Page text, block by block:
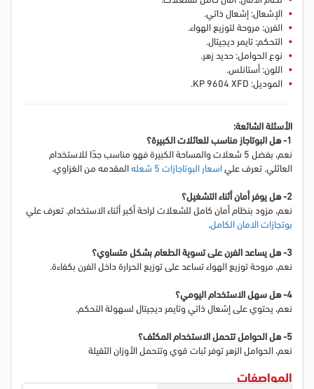
الإشعال: إشعال ذاتي.
الفرن: مروحة لتوزيع الهواء.
التحكم: تايمر ديجيتال.
نوع الحوامل: حديد زهر.
اللون: أستانلس.
الموديل: KP 9604 XFD.
الأسئلة الشائعة:
1- هل البوتاجاز مناسب للعائلات الكبيرة؟
نعم، بفضل 5 شعلات والمساحة الكبيرة فهو مناسب جدًا للاستخدام
العائلي.تعرف علياسعار البوتاجازات 5 شعله
المقدمه من الغزاوي.
2- هل يوفر أمان أثناء التشغيل؟
نعم، مزود بنظام أمان كامل للشعلات لراحة أكبر أثناء الاستخدام.تعرف علي
بوتجازات الامان الكامل.
3- هل يساعد الفرن على تسوية الطعام بشكل متساوي؟
نعم، مروحة توزيع الهواء تساعد على توزيع الحرارة داخل الفرن بكفاءة.
4- هل سهل الاستخدام اليومي؟
نعم، يحتوي على إشعال ذاتي وتايمر ديجيتال لسهولة التحكم.
5- هل الحوامل تتحمل الاستخدام المكثف؟
نعم، الحوامل الزهر توفر ثبات قوي وتتحمل الأوزان الثقيلة
المواصفات